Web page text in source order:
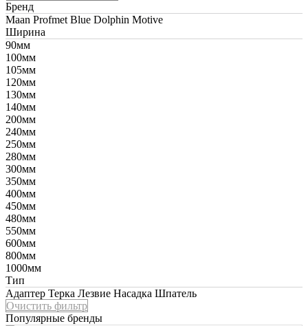
Бренд
Maan Profmet Blue Dolphin Motive
Ширина
90мм
100мм
105мм
120мм
130мм
140мм
200мм
240мм
250мм
280мм
300мм
350мм
400мм
450мм
480мм
550мм
600мм
800мм
1000мм
Тип
Адаптер Терка Лезвие Насадка Шпатель
Очистить фильтр
Популярные бренды